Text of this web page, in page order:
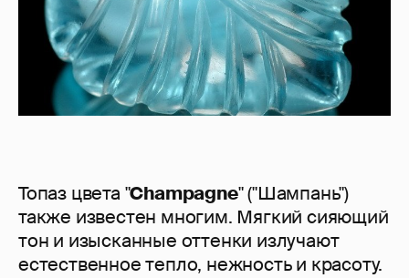
Топаз цвета "Champagne" ("Шампань")
также известен многим. Мягкий сияющий
тон и изысканные оттенки излучают
естественное тепло, нежность и красоту.